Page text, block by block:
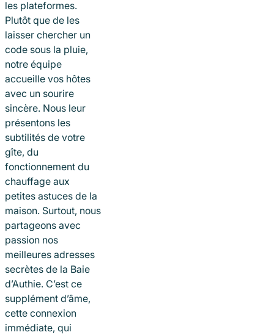
les plateformes.
Plutôt que de les
laisser chercher un
code sous la pluie,
notre équipe
accueille vos hôtes
avec un sourire
sincère. Nous leur
présentons les
subtilités de votre
gîte, du
fonctionnement du
chauffage aux
petites astuces de la
maison. Surtout, nous
partageons avec
passion nos
meilleures adresses
secrètes de la Baie
d’Authie. C’est ce
supplément d’âme,
cette connexion
immédiate, qui